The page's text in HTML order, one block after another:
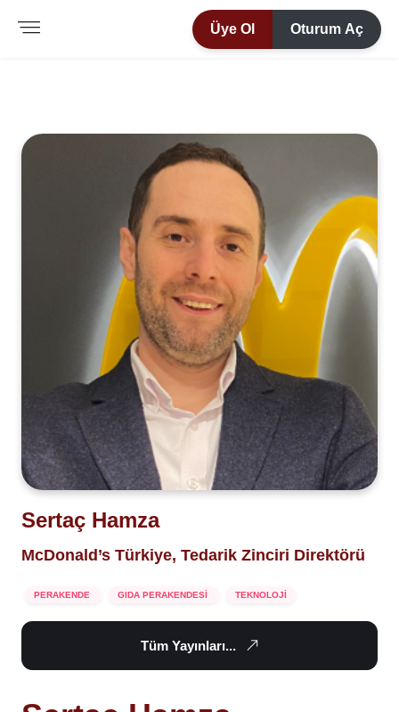
Üye Ol Oturum Aç
Sertaç Hamza
McDonald’s Türkiye, Tedarik Zinciri Direktörü
PERAKENDE GIDA PERAKENDESİ TEKNOLOJİ
Tüm Yayınları...